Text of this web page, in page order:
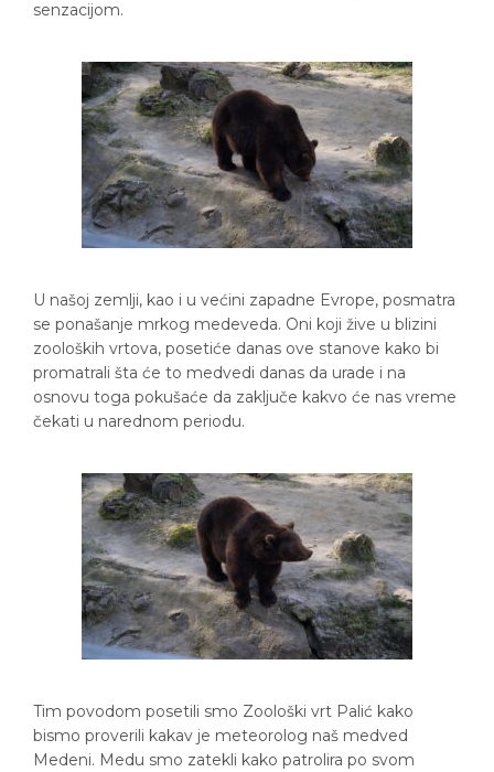
senzacijom.
U našoj zemlji, kao i u većini zapadne Evrope, posmatra
se ponašanje mrkog medeveda. Oni koji žive u blizini
zooloških vrtova, posetiće danas ove stanove kako bi
promatrali šta će to medvedi danas da urade i na
osnovu toga pokušaće da zaključe kakvo će nas vreme
čekati u narednom periodu.
Tim povodom posetili smo Zoološki vrt Palić kako
bismo proverili kakav je meteorolog naš medved
Medeni. Medu smo zatekli kako patrolira po svom